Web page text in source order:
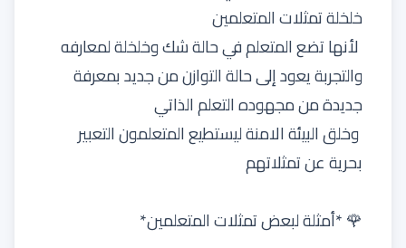
خلخلة تمثلات المتعلمين
لأنها تضع المتعلم في حالة شك وخلخلة لمعارفه
والتجربة يعود إلى حالة التوازن من جديد بمعرفة
جديدة من مجهوده التعلم الذاتي
وخلق البيئة الامنة ليستطيع المتعلمون التعبير
بحرية عن تمثلاتهم
🌹 *أمثلة لبعض تمثلات المتعلمين*